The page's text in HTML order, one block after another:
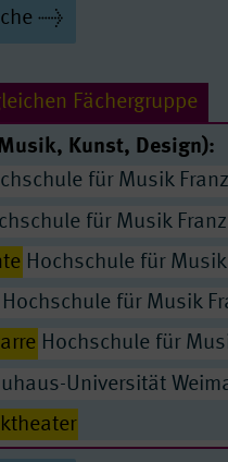
Bachelor of
Bachelor of Science
an Regelschulen
an Gymnasien
of Science
(Ergänzungsfach)
an Regelschulen
an Gymnasien
of Science
Fächergruppe
Kunst, Design):
für Musik
für Musik
Hochschule für
Hochschule für Musik
Hochschule für
Universität
Musik Franz Liszt